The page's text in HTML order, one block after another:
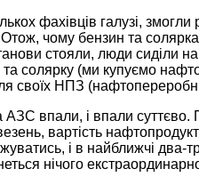
фахівців галузі, змогли
Отож, чому бензин та
стояли, люди сиділи
солярку (ми купуємо
своїх НПЗ
впали, і впали суттєво.
вартість
і в найближчі два-
нічого